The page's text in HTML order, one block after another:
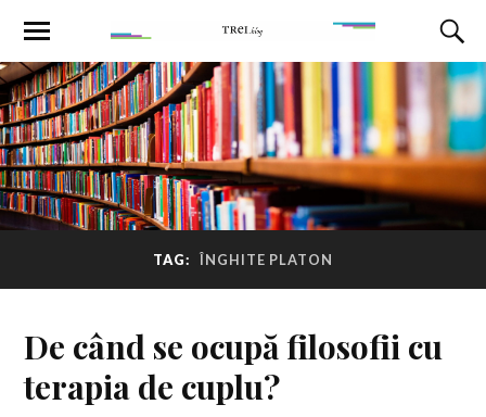
TAG: ÎNGHITE PLATON
De când se ocupă filosofii cu
terapia de cuplu?